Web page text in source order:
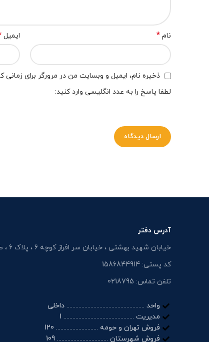
نام * ایمیل
ذخیره نام، ایمیل و وبسایت من در مرورگر برای
لطفا پاسخ را به عدد انگلیسی وارد کنید:
آدرس دفتر
خیابان شهید بهشتی ، خیابان سر افراز کوچه 6 ، پلاک 6 ، طبقه 3
کد پستی: 1586844914
تلفن تماس: 0218795
واحد .................................................... داخلی
مدیریت ............................................... 1
فروش تهران و حومه ............................ 120
فروش شهرستان .................................. 109